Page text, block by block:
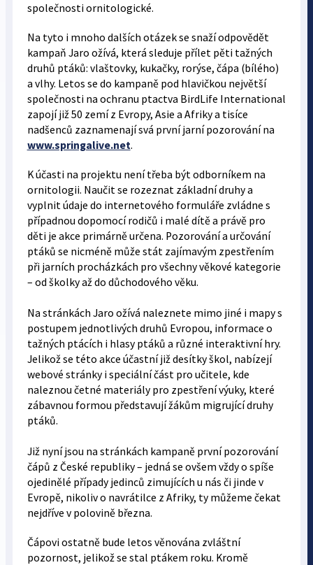
společnosti ornitologické.
Na tyto i mnoho dalších otázek se snaží odpovědět
kampaň Jaro ožívá, která sleduje přílet pěti tažných
druhů ptáků: vlaštovky, kukačky, rorýse, čápa (bílého)
a vlhy. Letos se do kampaně pod hlavičkou největší
společnosti na ochranu ptactva BirdLife International
zapojí již 50 zemí z Evropy, Asie a Afriky a tisíce
nadšenců zaznamenají svá první jarní pozorování na
www.springalive.net.
K účasti na projektu není třeba být odborníkem na
ornitologii. Naučit se rozeznat základní druhy a
vyplnit údaje do internetového formuláře zvládne s
případnou dopomocí rodičů i malé dítě a právě pro
děti je akce primárně určena. Pozorování a určování
ptáků se nicméně může stát zajímavým zpestřením
při jarních procházkách pro všechny věkové kategorie
– od školky až do důchodového věku.
Na stránkách Jaro ožívá naleznete mimo jiné i mapy s
postupem jednotlivých druhů Evropou, informace o
tažných ptácích i hlasy ptáků a různé interaktivní hry.
Jelikož se této akce účastní již desítky škol, nabízejí
webové stránky i speciální část pro učitele, kde
naleznou četné materiály pro zpestření výuky, které
zábavnou formou představují žákům migrující druhy
ptáků.
Již nyní jsou na stránkách kampaně první pozorování
čápů z České republiky – jedná se ovšem vždy o spíše
ojedinělé případy jedinců zimujících u nás či jinde v
Evropě, nikoliv o navrátilce z Afriky, ty můžeme čekat
nejdříve v polovině března.
Čápovi ostatně bude letos věnována zvláštní
pozornost, jelikož se stal ptákem roku. Kromě